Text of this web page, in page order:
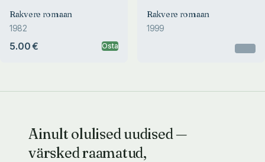
Rakvere romaan
1982
5.00 € Osta
Rakvere romaan
1999
Ainult olulised uudised —
värsked raamatud,